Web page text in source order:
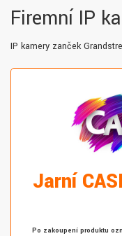
Firemní IP
IP kamery zanček
Jarní
Po zakoupení produktu